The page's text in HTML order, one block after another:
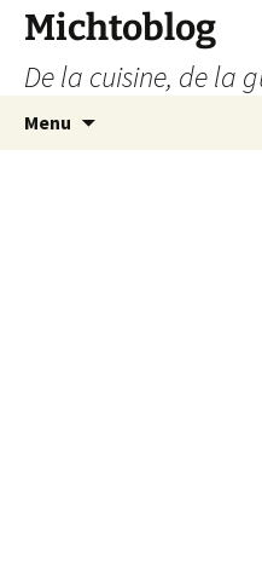
Aller
contenu
Michtoblog
De la cuisine, de la
Menu